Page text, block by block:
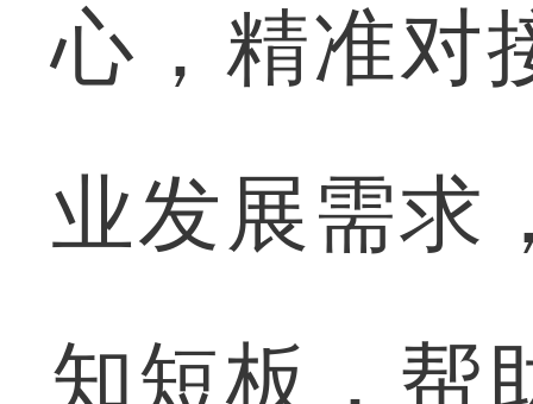
心，精准对
业发展需求
知短板，帮